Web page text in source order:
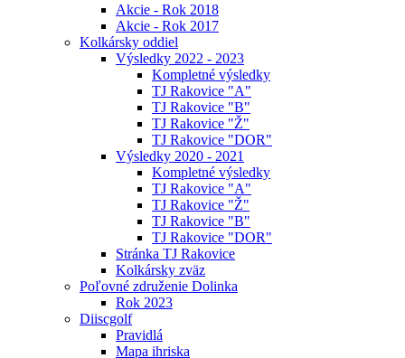
Akcie - Rok 2018
Akcie - Rok 2017
Kolkársky oddiel
Výsledky 2022 - 2023
Kompletné výsledky
TJ Rakovice "A"
TJ Rakovice "B"
TJ Rakovice "Ž"
TJ Rakovice "DOR"
Výsledky 2020 - 2021
Kompletné výsledky
TJ Rakovice "A"
TJ Rakovice "Ž"
TJ Rakovice "B"
TJ Rakovice "DOR"
Stránka TJ Rakovice
Kolkársky zväz
Poľovné združenie Dolinka
Rok 2023
Diiscgolf
Pravidlá
Mapa ihriska